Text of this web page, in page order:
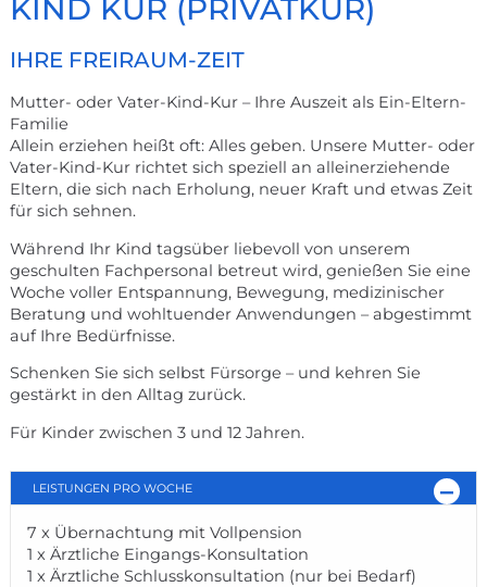
VATER-KIND- ODER MUTTER-
KIND KUR (PRIVATKUR)
IHRE FREIRAUM-ZEIT
Mutter- oder Vater-Kind-Kur – Ihre Auszeit als Ein-Eltern-
Familie
Allein erziehen heißt oft: Alles geben. Unsere Mutter- oder
Vater-Kind-Kur richtet sich speziell an alleinerziehende
Eltern, die sich nach Erholung, neuer Kraft und etwas Zeit
Während Ihr Kind tagsüber liebevoll von unserem
geschulten Fachpersonal betreut wird, genießen Sie eine
Woche voller Entspannung, Bewegung, medizinischer
Beratung und wohltuender Anwendungen – abgestimmt
auf Ihre Bedürfnisse.